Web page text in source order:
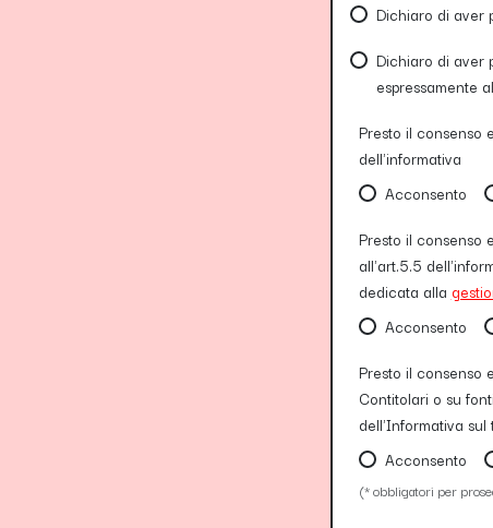
Dichiaro di aver
Dichiaro di aver
espressamente
Presto il consenso
dell'informativa
Acconsento
Presto il consenso
all'art.5.5
dedicata alla
Acconsento
Presto il consenso
Contitolari o su
dell'Informativa sul
Acconsento
(* obbligatori per